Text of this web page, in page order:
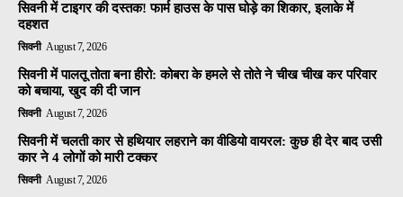
सिवनी में टाइगर की दस्तक! फार्म हाउस के पास घोड़े का शिकार, इलाके में
दहशत
सिवनी August 7, 2026
सिवनी में पालतू तोता बना हीरो: कोबरा के हमले से तोते ने चीख चीख कर परिवार
को बचाया, खुद की दी जान
सिवनी August 7, 2026
सिवनी में चलती कार से हथियार लहराने का वीडियो वायरल: कुछ ही देर बाद उसी
कार ने 4 लोगों को मारी टक्कर
सिवनी August 7, 2026